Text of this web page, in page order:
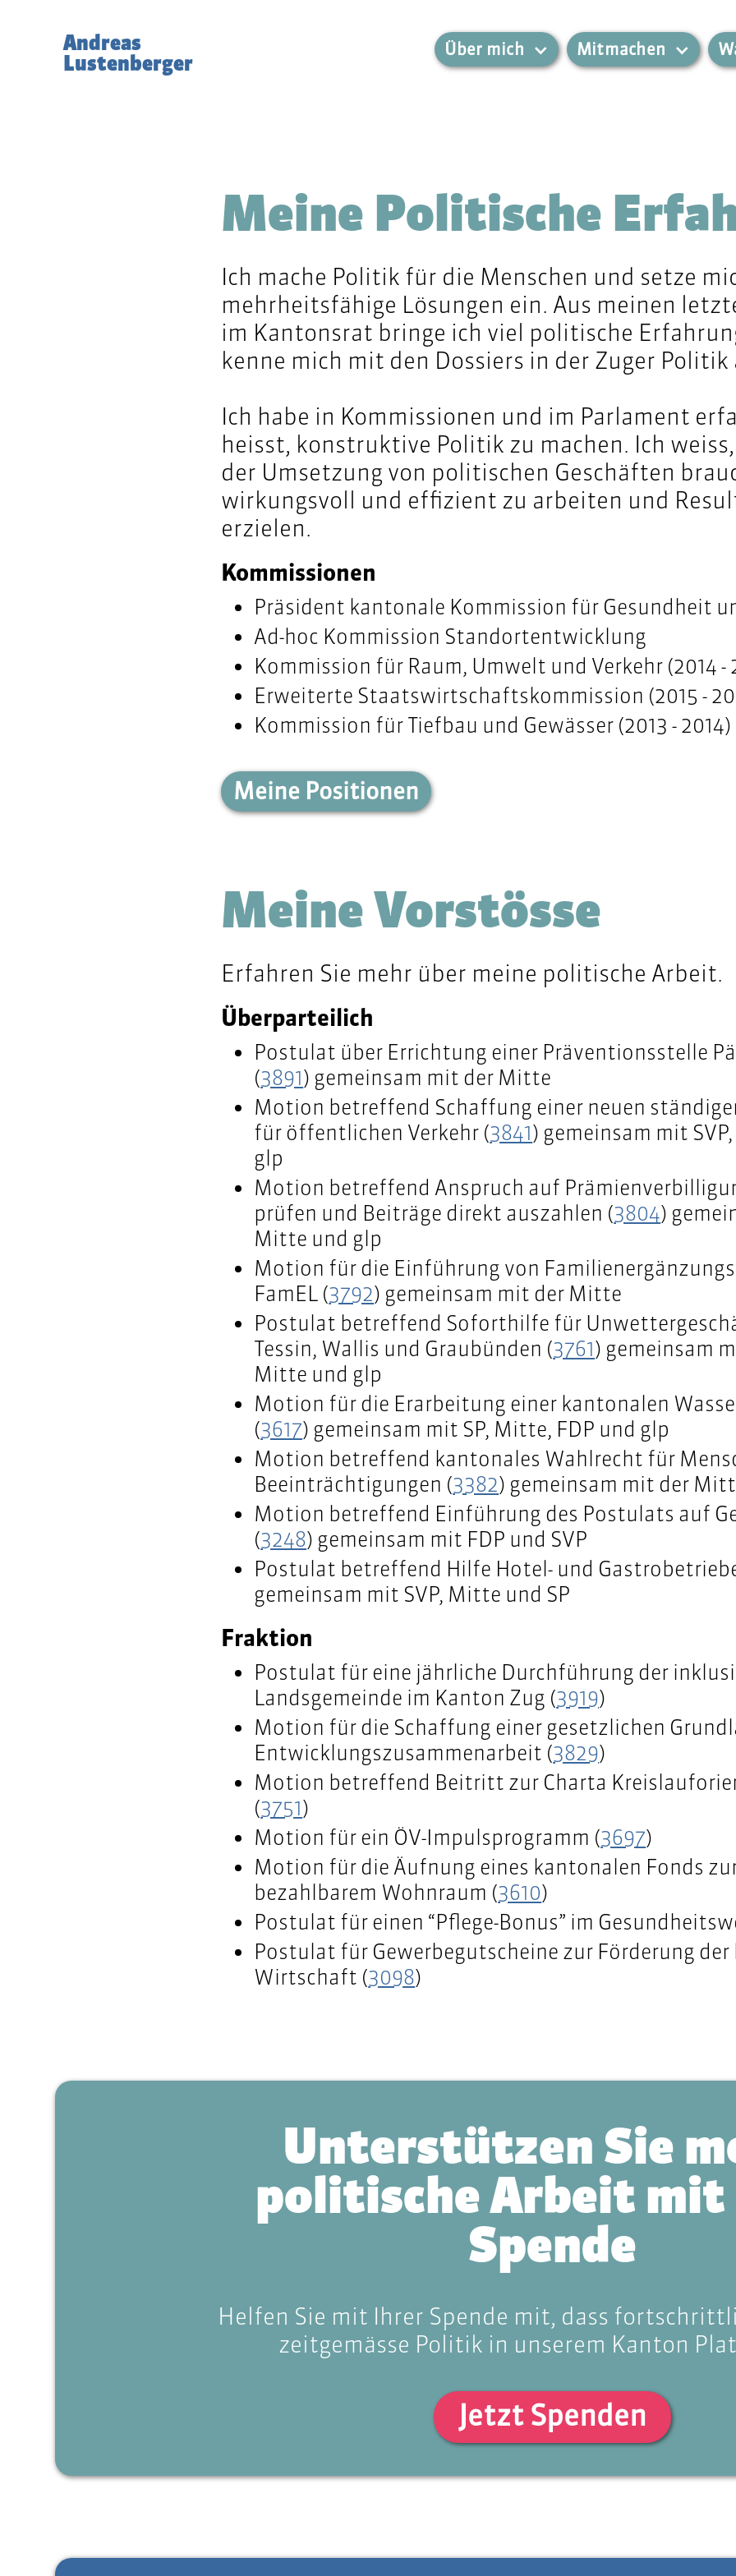
Andreas
Lustenberger Über mich Mitmachen
Meine Politische
Ich mache Politik für die Menschen und setze
mehrheitsfähige Lösungen ein. Aus meinen
im Kantonsrat bringe ich viel politische
kenne mich mit den Dossiers in der Zuger Politik
Ich habe in Kommissionen und im Parlament
heisst, konstruktive Politik zu machen. Ich weiss,
der Umsetzung von politischen Geschäften
wirkungsvoll und effizient zu arbeiten und
erzielen.
Kommissionen
Präsident kantonale Kommission für Gesundheit
Ad-hoc Kommission Standortentwicklung
Kommission für Raum, Umwelt und Verkehr (2014 -
Erweiterte Staatswirtschaftskommission (2015 -
Kommission für Tiefbau und Gewässer (2013 - 2014)
Meine Positionen
Meine Vorstösse
Erfahren Sie mehr über meine politische Arbeit.
Überparteilich
Postulat über Errichtung einer Präventionsstelle
(3891) gemeinsam mit der Mitte
Motion betreffend Schaffung einer neuen
für öffentlichen Verkehr (3841) gemeinsam mit
glp
Motion betreffend Anspruch auf
prüfen und Beiträge direkt auszahlen (3804)
Mitte und glp
Motion für die Einführung von
FamEL (3792) gemeinsam mit der Mitte
Postulat betreffend Soforthilfe für
Tessin, Wallis und Graubünden (3761) gemeinsam
Mitte und glp
Motion für die Erarbeitung einer kantonalen
(3617) gemeinsam mit SP, Mitte, FDP und glp
Motion betreffend kantonales Wahlrecht für
Beeinträchtigungen (3382) gemeinsam mit der
Motion betreffend Einführung des Postulats auf
(3248) gemeinsam mit FDP und SVP
Postulat betreffend Hilfe Hotel- und
gemeinsam mit SVP, Mitte und SP
Fraktion
Postulat für eine jährliche Durchführung der
Landsgemeinde im Kanton Zug (3919)
Motion für die Schaffung einer gesetzlichen
Entwicklungszusammenarbeit (3829)
Motion betreffend Beitritt zur Charta
(3751)
Motion für ein ÖV-Impulsprogramm (3697)
Motion für die Äufnung eines kantonalen Fonds
bezahlbarem Wohnraum (3610)
Postulat für einen “Pflege-Bonus” im
Postulat für Gewerbegutscheine zur Förderung der
Wirtschaft (3098)
Unterstützen Sie
politische Arbeit
Spende
Helfen Sie mit Ihrer Spende mit, dass
zeitgemässe Politik in unserem Kanton
Jetzt Spenden